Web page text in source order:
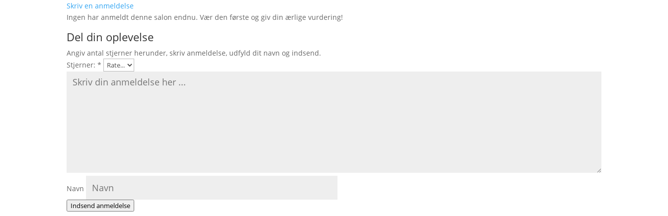
Skriv en anmeldelse
Ingen har anmeldt denne salon endnu. Vær den første og giv din ærlige vurdering!
Del din oplevelse
Angiv antal stjerner herunder, skriv anmeldelse, udfyld dit navn og indsend.
Stjerner:*
Navn
Indsend anmeldelse